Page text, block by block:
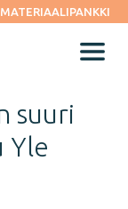
MATERIAALIPANKKI
Menu
suuri
Yle